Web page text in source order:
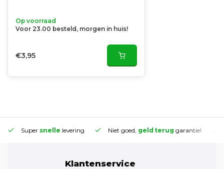
Op voorraad
Voor 23.00 besteld, morgen in huis!
€3,95
Super snelle levering Niet goed, geld terug garantie!
Klantenservice